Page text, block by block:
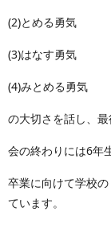
(2)とめる勇気
(3)はなす勇気
(4)みとめる勇気
の大切さを話し、最
会の終わりには6年
卒業に向けて学校
ています。